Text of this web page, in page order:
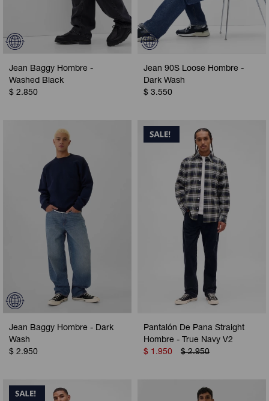
Jean Baggy Hombre -
Washed Black
$ 2.850
Jean 90S Loose Hombre -
Dark Wash
$ 3.550
Jean Baggy Hombre - Dark
Wash
$ 2.950
Pantalón De Pana Straight
Hombre - True Navy V2
$ 1.950 $ 2.950